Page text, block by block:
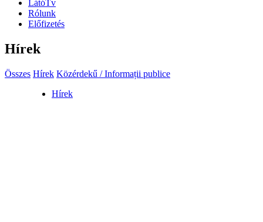
LátóTv
Rólunk
Előfizetés
Hírek
Összes Hírek Közérdekű / Informații publice
Hírek